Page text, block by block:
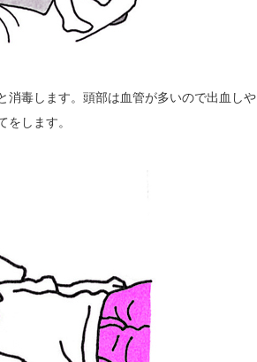
消毒します。頭部は血管が多いので出血しや
します。